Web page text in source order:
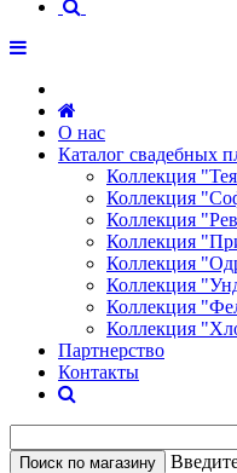
О нас
Каталог свадебных
Коллекция
Коллекция
Коллекция
Коллекция
Коллекция
Коллекция
Коллекция
Коллекция
Партнерство
Контакты